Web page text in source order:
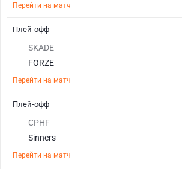
Перейти на матч
SKADE
FORZE
Перейти на матч
Плей-офф
CPHF
Sinners
Перейти на матч
Плей-офф